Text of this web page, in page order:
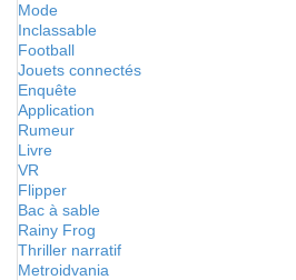
Mode
Inclassable
Football
Jouets connectés
Enquête
Application
Rumeur
Livre
VR
Flipper
Bac à sable
Rainy Frog
Thriller narratif
Metroidvania